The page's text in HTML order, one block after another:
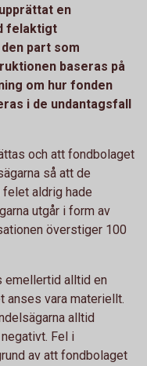
en
felaktigt
part som
baseras på
om hur fonden
i de undantagsfall
och att fondbolaget
så att de
aldrig hade
utgår i form av
överstiger 100
emellertid alltid en
anses vara materiellt.
alltid
Fel i
av att fondbolaget